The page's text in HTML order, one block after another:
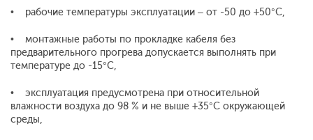
• рабочие температуры эксплуатации – от -50 до +50°С,
• монтажные работы по прокладке кабеля без
предварительного прогрева допускается выполнять при
температуре до -15°С,
• эксплуатация предусмотрена при относительной
влажности воздуха до 98 % и не выше +35°С окружающей
среды,